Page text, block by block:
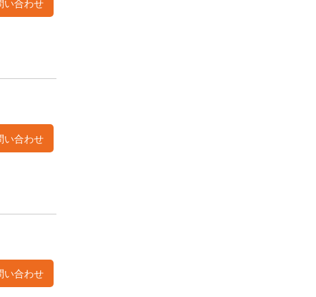
い合わせ
い合わせ
い合わせ